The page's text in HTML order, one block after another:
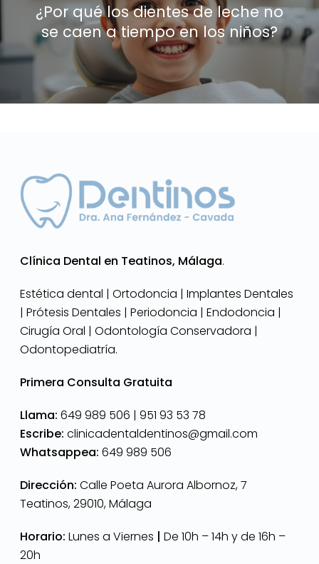
¿Por qué los dientes de leche no
se caen a tiempo en los niños?
Clínica Dental en Teatinos, Málaga.
Estética dental | Ortodoncia | Implantes Dentales
| Prótesis Dentales | Periodoncia | Endodoncia |
Cirugía Oral | Odontología Conservadora |
Odontopediatría.
Primera Consulta Gratuita
Llama: 649 989 506 | 951 93 53 78
Escribe: clinicadentaldentinos@gmail.com
Whatsappea: 649 989 506
Dirección: Calle Poeta Aurora Albornoz, 7
Teatinos, 29010, Málaga
Horario: Lunes a Viernes | De 10h – 14h y de 16h –
20h